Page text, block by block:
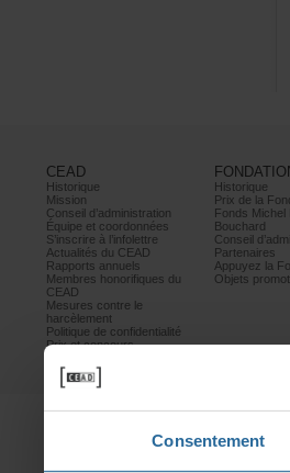
Consentement
CEAD
Historique
Mission
Conseild’administration
Équipeetcoordonnées
S’inscrireàl’infolettre
ActualitésduCEAD
Rapportsannuels
Membreshonorifiquesdu
CEAD
Mesurescontrele
harcèlement
Politiquedeconfidentialité
Prixetconcours
Historique
Bouchard
Partenaires